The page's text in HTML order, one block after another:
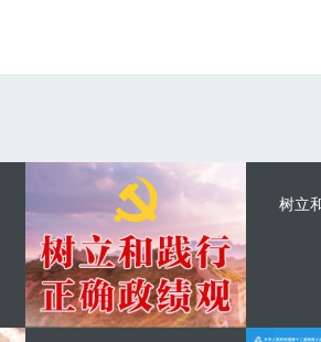
树立